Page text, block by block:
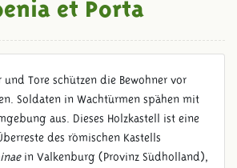
ET PORTA
et Porta
und Tore schützen die Bewohner vor
Soldaten in Wachtürmen spähen mit
aus. Dieses Holzkastell ist eine
des römischen Kastells
in Valkenburg (Provinz Südholland),